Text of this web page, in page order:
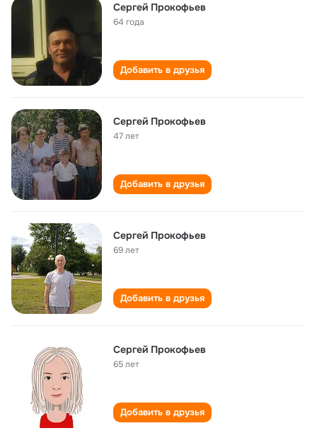
Сергей Прокофьев
64 года
Добавить в друзья
Сергей Прокофьев
47 лет
Добавить в друзья
Сергей Прокофьев
69 лет
Добавить в друзья
Сергей Прокофьев
65 лет
Добавить в друзья